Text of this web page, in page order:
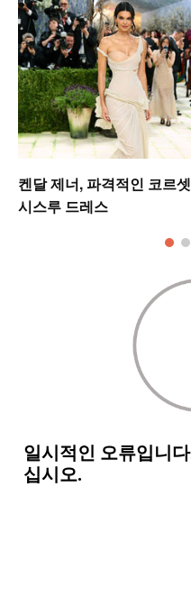
켄달 제너, 파격적인 코르셋
시스루 드레스